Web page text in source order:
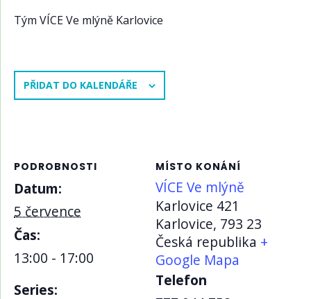
Tým VÍCE Ve mlýně Karlovice
PŘIDAT DO KALENDÁŘE
PODROBNOSTI
Datum:
5 července
Čas:
13:00 - 17:00
Series:
MÍSTO KONÁNÍ
VÍCE Ve mlýně
Karlovice 421
Karlovice, 793 23
Česká republika +
Google Mapa
Telefon